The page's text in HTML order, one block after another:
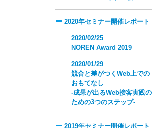
2020年セミナー開催レポート
2020/02/25
NOREN Award 2019
2020/01/29
競合と差がつくWeb上での
おもてなし
-成果が出るWeb接客実践の
ための3つのステップ-
2019年セミナー開催レポート